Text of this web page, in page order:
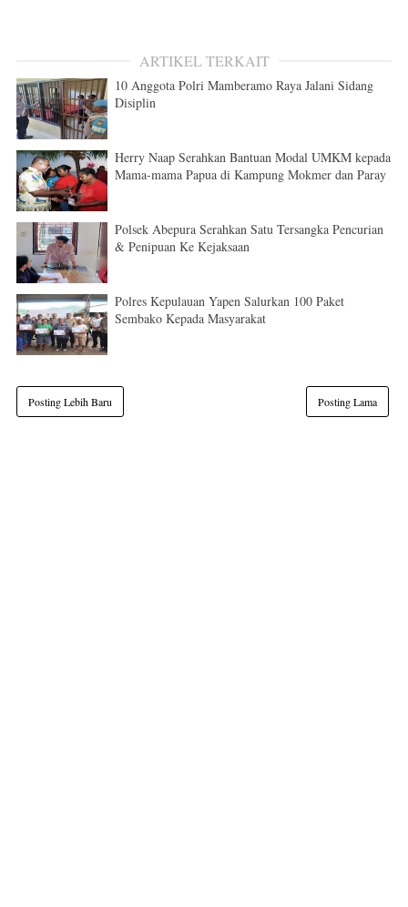
ARTIKEL TERKAIT
10 Anggota Polri Mamberamo Raya Jalani Sidang
Disiplin
Herry Naap Serahkan Bantuan Modal UMKM kepada
Mama-mama Papua di Kampung Mokmer dan Paray
Polsek Abepura Serahkan Satu Tersangka Pencurian
& Penipuan Ke Kejaksaan
Polres Kepulauan Yapen Salurkan 100 Paket
Sembako Kepada Masyarakat
Posting Lebih Baru Posting Lama